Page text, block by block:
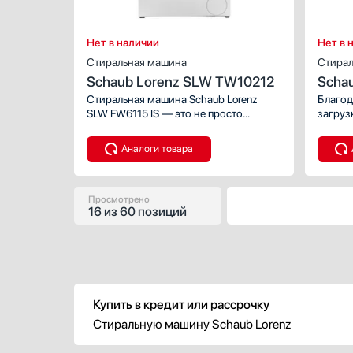
Нет в наличии
Стиральная машина
Schaub Lorenz SLW TW10212
Стиральная машина Schaub Lorenz
SLW FW6115 IS — это не просто
компаньон в поддержании чистоты
и свежести вашего гардероба. В её
стали скрывается мощный арсенал
технологий, призванных облегчить
вашу жизнь и сохранить
первозданный вид любимых вещей.
Аналоги товара
Нет в
Для
Просмотрено
16 из60 позиций
Купить в кредит или рассрочку
Стиральную машину Schaub Lorenz